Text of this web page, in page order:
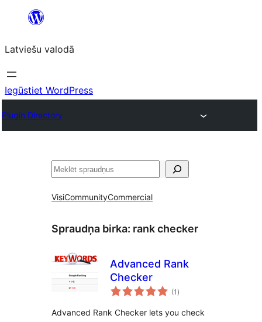
Pāriet
saturu
Latviešu valodā
Iegūstiet WordPress
Plugin Directory
Meklēt
VisiCommunityCommercial
Spraudņa birka: rank checker
Advanced Rank
Checker
(1 vērtējumu
kopsumma
)
Advanced Rank Checker lets you check